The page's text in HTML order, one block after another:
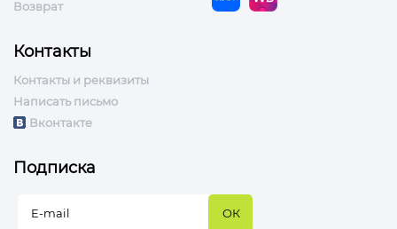
Возврат
Контакты
Контакты и реквизиты
Написать письмо
Вконтакте
Подписка